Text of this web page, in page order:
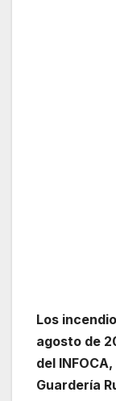
Los
agosto de
del
Guardería